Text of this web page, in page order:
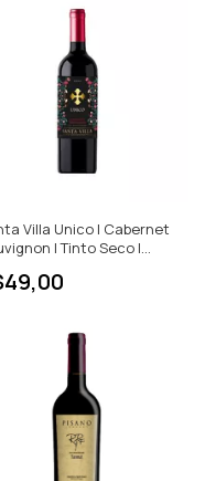
Villa Unico | Cabernet
| Tinto Seco |